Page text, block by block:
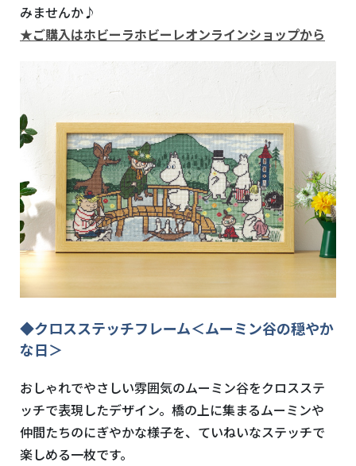
みませんか♪
★ご購入はホビーラホビーレオンラインショップから
◆クロスステッチフレーム＜ムーミン谷の穏やか
な日＞
おしゃれでやさしい雰囲気のムーミン谷をクロスステ
ッチで表現したデザイン。橋の上に集まるムーミンや
仲間たちのにぎやかな様子を、ていねいなステッチで
楽しめる一枚です。